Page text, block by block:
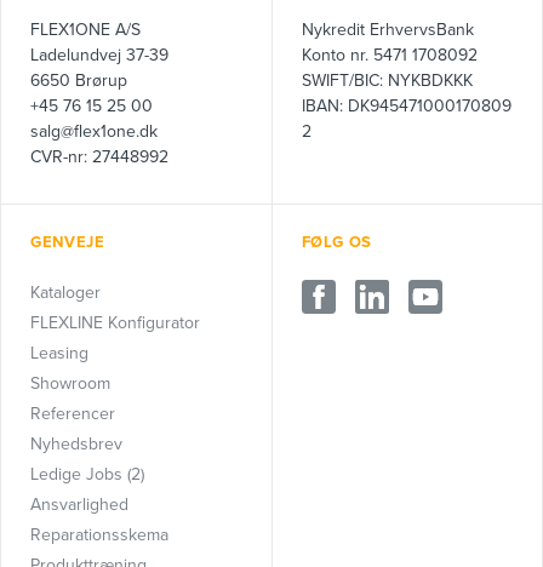
FLEX1ONE A/S
Ladelundvej 37-39
6650 Brørup
+45 76 15 25 00
salg@flex1one.dk
CVR-nr: 27448992
Nykredit ErhvervsBank
Konto nr. 5471 1708092
SWIFT/BIC: NYKBDKKK
IBAN: DK945471000170809
2
GENVEJE
Kataloger
FLEXLINE Konfigurator
Leasing
Showroom
Referencer
Nyhedsbrev
Ledige Jobs (2)
Ansvarlighed
Reparationsskema
FØLG OS